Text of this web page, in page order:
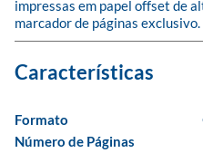
impressas em papel offset de
marcador de páginas exclusivo.
Formato
Número de Páginas